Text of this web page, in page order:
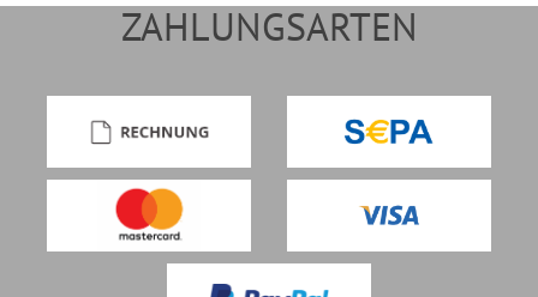
ZAHLUNGSARTEN